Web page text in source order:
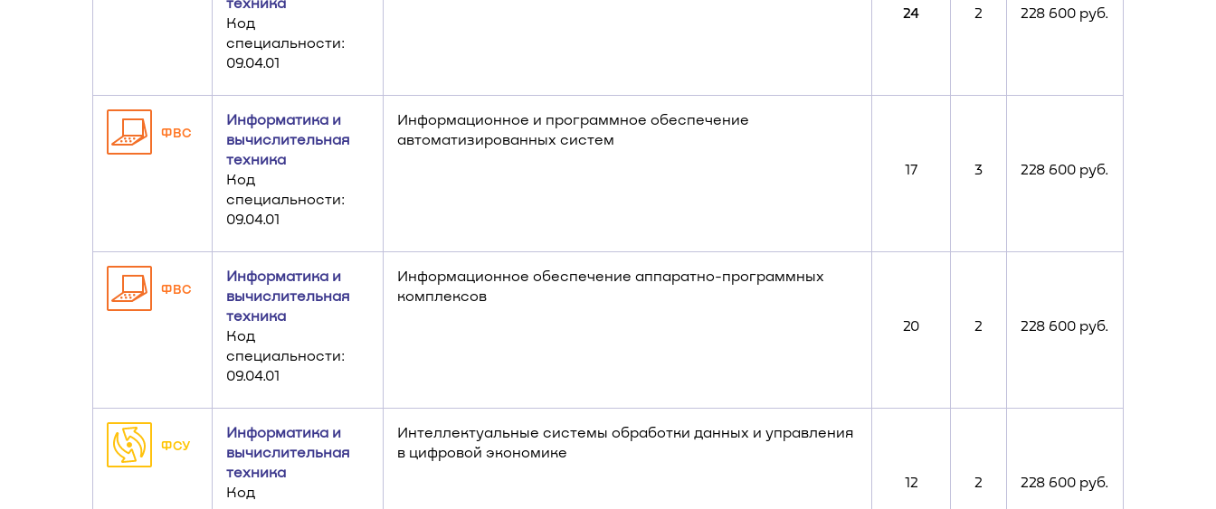
Код
специальности:
09.04.01
24
2 228 600 руб.
ФВС
Информатика и
вычислительная
техника
Код
специальности:
09.04.01
Информационное и программное обеспечение
автоматизированных систем
17
3 228 600 руб.
ФВС
Информатика и
вычислительная
техника
Код
специальности:
09.04.01
Информационное обеспечение аппаратно-программных
комплексов
20
2 228 600 руб.
ФСУ
Информатика и
вычислительная
техника
Код
Интеллектуальные системы обработки данных и управления
в цифровой экономике
12
2 228 600 руб.